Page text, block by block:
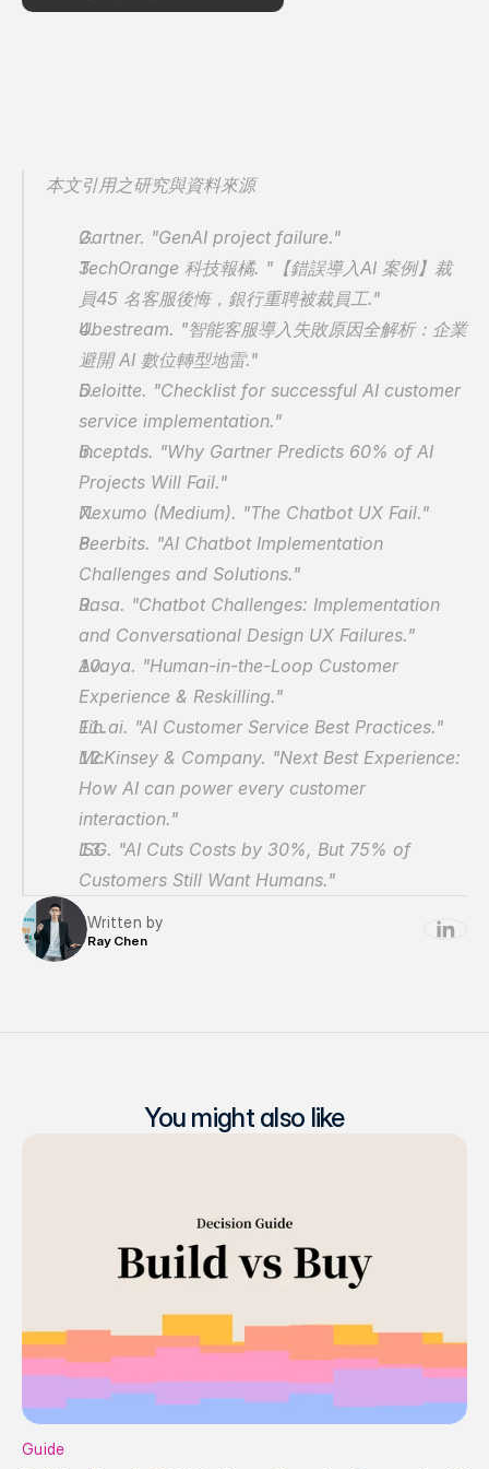
本文引用之研究與資料來源
Gartner. "GenAI project failure."
TechOrange 科技報橘. "【錯誤導入AI 案例】裁
員45 名客服後悔，銀行重聘被裁員工."
Ubestream. "智能客服導入失敗原因全解析：企業
避開 AI 數位轉型地雷."
Deloitte. "Checklist for successful AI customer
service implementation."
Inceptds. "Why Gartner Predicts 60% of AI
Projects Will Fail."
Nexumo (Medium). "The Chatbot UX Fail."
Peerbits. "AI Chatbot Implementation
Challenges and Solutions."
Rasa. "Chatbot Challenges: Implementation
and Conversational Design UX Failures."
Avaya. "Human-in-the-Loop Customer
Experience & Reskilling."
Fin.ai. "AI Customer Service Best Practices."
McKinsey & Company. "Next Best Experience:
How AI can power every customer
interaction."
ISG. "AI Cuts Costs by 30%, But 75% of
Customers Still Want Humans."
Ray Chen
Written by
You might also like
Guide